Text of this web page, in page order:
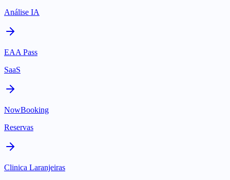
Análise IA
EAA Pass
SaaS
NowBooking
Reservas
Clinica Laranjeiras